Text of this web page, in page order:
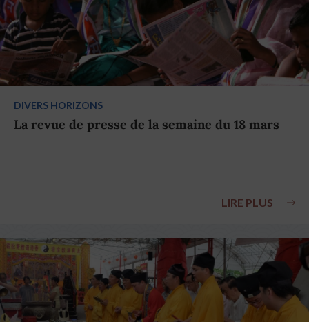
DIVERS HORIZONS
La revue de presse de la semaine du 18 mars
LIRE PLUS